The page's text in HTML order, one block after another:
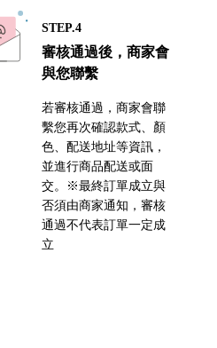
STEP.4
審核通過後，商家會
與您聯繫
若審核通過，商家會聯
繫您再次確認款式、顏
色、配送地址等資訊，
並進行商品配送或面
交。※最終訂單成立與
否須由商家通知，審核
通過不代表訂單一定成
立